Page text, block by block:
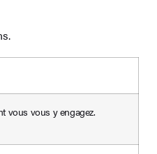
vous vous y engagez.